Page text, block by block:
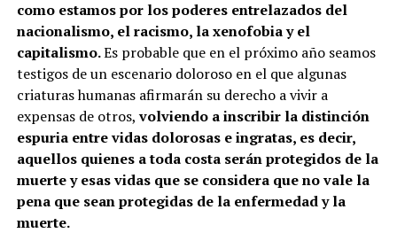
como estamos por los poderes entrelazados del
nacionalismo, el racismo, la xenofobia y el
capitalismo.Es probable que en el próximo año seamos
testigos de un escenario doloroso en el que algunas
criaturas humanas afirmarán su derecho a vivir a
expensas de otros,volviendo a inscribir la distinción
espuria entre vidas dolorosas e ingratas, es decir,
aquellos quienes a toda costa serán protegidos de la
muerte y esas vidas que se considera que no vale la
pena que sean protegidas de la enfermedad y la
muerte.